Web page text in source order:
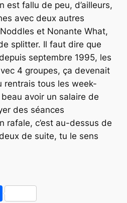
est fallu de peu, d’ailleurs,
avec deux autres
et Nonante What,
splitter. Il faut dire que
septembre 1995, les
4 groupes, ça devenait
rentrais tous les week-
avoir un salaire de
des séances
rafale, c’est au-dessus de
de suite, tu le sens
Partager